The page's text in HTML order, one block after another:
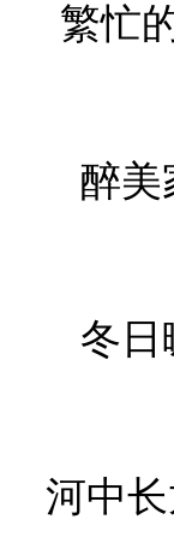
繁忙
醉
冬
河中